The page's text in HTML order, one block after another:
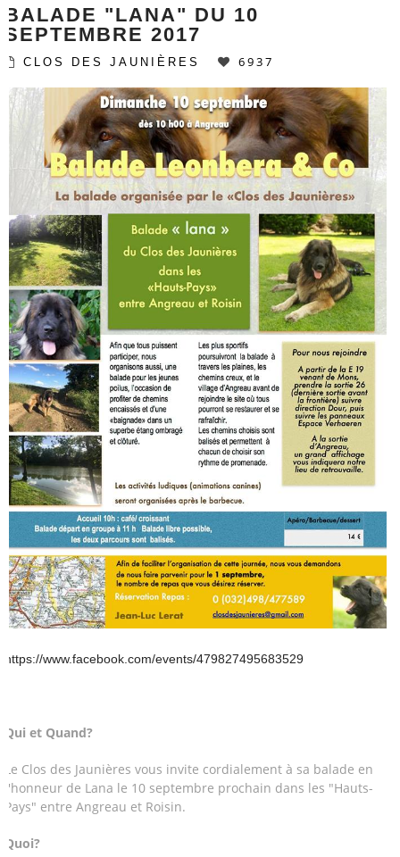
BALADE "LANA" DU 10
SEPTEMBRE 2017
CLOS DES JAUNIÈRES 6937
https://www.facebook.com/events/479827495683529
Qui et Quand?
Le Clos des Jaunières vous invite cordialement à sa balade en
l'honneur de Lana le 10 septembre prochain dans les "Hauts-
Pays" entre Angreau et Roisin.
Quoi?